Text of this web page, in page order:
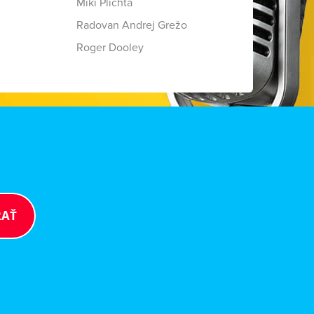
Miki Plichta
Radovan Andrej Grežo
Roger Dooley